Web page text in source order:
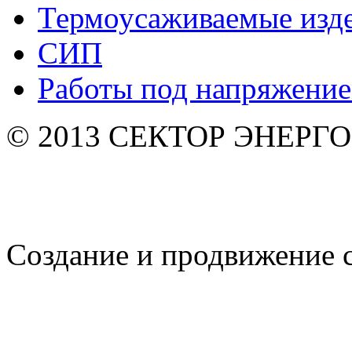
Термоусаживаемые
СИП
Работы под
© 2013 СЕКТОР ЭНЕРГО.
Создание и продвижение